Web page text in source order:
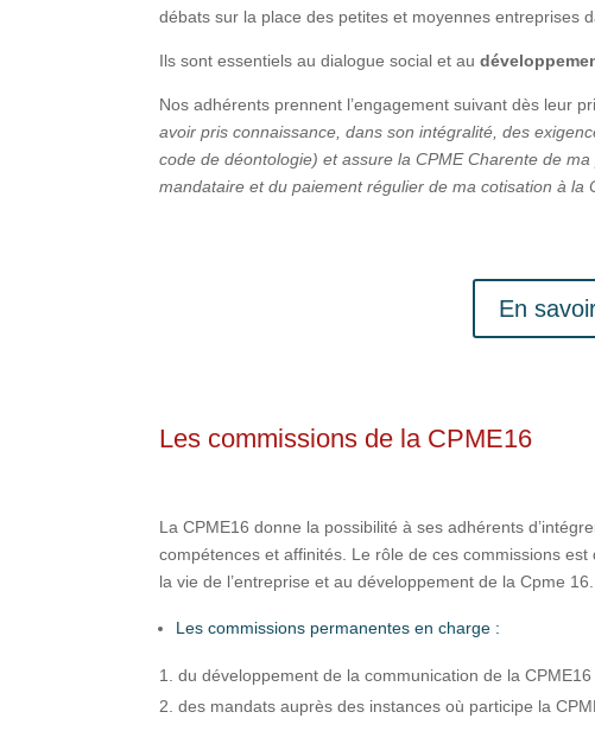
débats sur la place des petites et moyennes entreprises
Ils sont essentiels au dialogue social et au
Nos adhérents prennent l’engagement suivant dès leur
avoir pris connaissance, dans son intégralité, des
code de déontologie) et assure la CPME Charente de
mandataire et du paiement régulier de ma cotisation à la
En
Les commissions de la CPME16
La CPME16 donne la possibilité à ses adhérents
compétences et affinités. Le rôle de ces commissions
la vie de l’entreprise et au développement de la Cpme
Les commissions permanentes en charge :
du développement de la communication de la CPME16
des mandats auprès des instances où participe la